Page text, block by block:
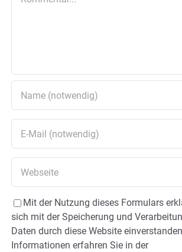
Mit der Nutzung dieses Formulars
sich mit der Speicherung und
Daten durch diese Website
Informationen erfahren Sie in der